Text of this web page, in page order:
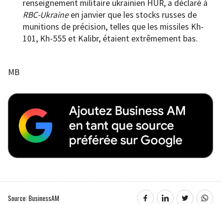
renseignement militaire ukrainien HUR, a déclaré à
RBC-Ukraineen janvier que les stocks russes de
munitions de précision, telles que les missiles Kh-
101, Kh-555 et Kalibr, étaient extrêmement bas.
MB
Source: BusinessAM